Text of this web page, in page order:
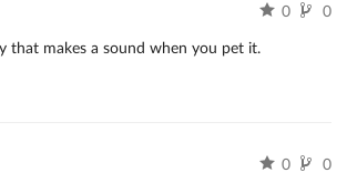
0 0
that makes a sound when you pet it.
0 0